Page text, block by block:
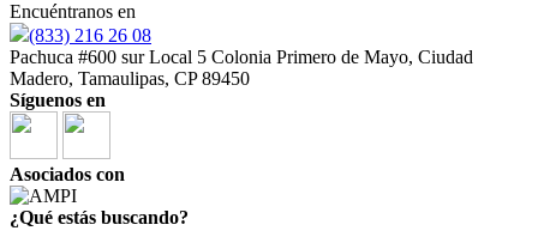
Encuéntranos en
(833) 216 26 08
Pachuca #600 sur Local 5 Colonia Primero de Mayo, Ciudad
Madero, Tamaulipas, CP 89450
Síguenos en
Asociados con
¿Qué estás buscando?